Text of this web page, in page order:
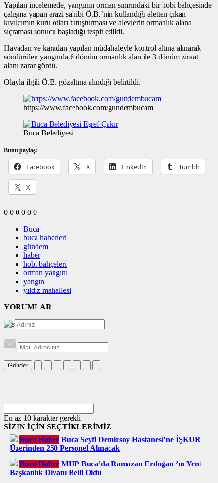
Yapılan incelemede, yangının orman sınırındaki bir hobi bahçesinde
çalışma yapan arazi sahibi Ö.B.’nin kullandığı aletten çıkan
kıvılcımın kuru otları tutuşturması ve alevlerin ormanlık alana
sıçraması sonucu başladığı tespit edildi.
Havadan ve karadan yapılan müdahaleyle kontrol altına alınarak
söndürülen yangında 6 dönüm ormanlık alan ile 3 dönüm ziraat
alanı zarar gördü.
Olayla ilgili Ö.B. gözaltına alındığı belirtildi.
https://www.facebook.com/gundembucam
Buca Belediyesi
Bunu paylaş:
Facebook X LinkedIn Tumblr
X
0 0 0 0 0 0
Buca
buca haberleri
gündem
haber
hobi bahçeleri
orman yangını
yangın
yıldız mahallesi
YORUMLAR
Gönder
En az 10 karakter gerekli
SİZİN İÇİN SEÇTİKLERİMİZ
Buca Haber Buca Seyfi Demirsoy Hastanesi’ne İŞKUR
Üzerinden 250 Personel Alınacak
Buca Haber MHP Buca’da Ramazan Erdoğan ’ın Yeni
Başkanlık Divanı Belli Oldu